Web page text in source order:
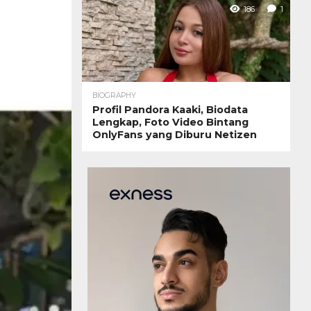
186 1
BIOGRAPHY
Profil Pandora Kaaki, Biodata
Lengkap, Foto Video Bintang
OnlyFans yang Diburu Netizen